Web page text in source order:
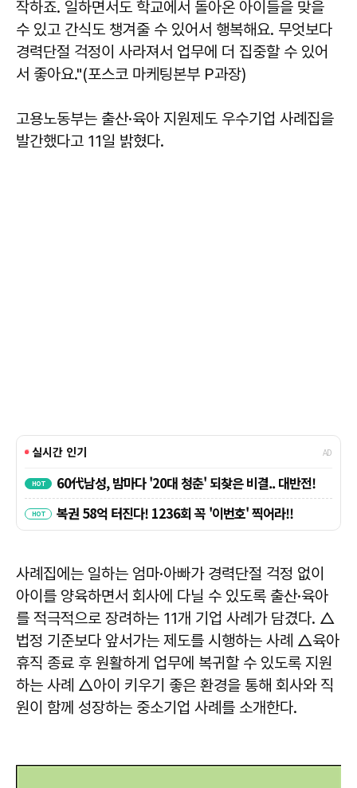
작하죠. 일하면서도 학교에서 돌아온 아이들을 맞을
수 있고 간식도 챙겨줄 수 있어서 행복해요. 무엇보다
경력단절 걱정이 사라져서 업무에 더 집중할 수 있어
서 좋아요."(포스코 마케팅본부 P과장)
고용노동부는 출산·육아 지원제도 우수기업 사례집을
발간했다고 11일 밝혔다.
사례집에는 일하는 엄마·아빠가 경력단절 걱정 없이
아이를 양육하면서 회사에 다닐 수 있도록 출산·육아
를 적극적으로 장려하는 11개 기업 사례가 담겼다. △
법정 기준보다 앞서가는 제도를 시행하는 사례 △육아
휴직 종료 후 원활하게 업무에 복귀할 수 있도록 지원
하는 사례 △아이 키우기 좋은 환경을 통해 회사와 직
원이 함께 성장하는 중소기업 사례를 소개한다.